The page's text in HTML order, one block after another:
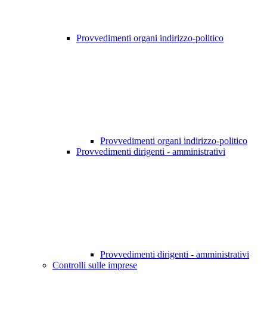
Provvedimenti organi indirizzo-politico
Provvedimenti organi indirizzo-politico
Provvedimenti dirigenti - amministrativi
Provvedimenti dirigenti - amministrativi
Controlli sulle imprese